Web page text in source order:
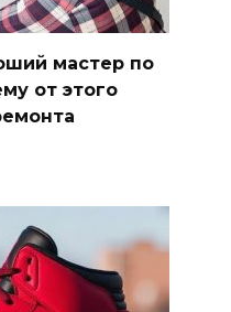
мастер по
от этого